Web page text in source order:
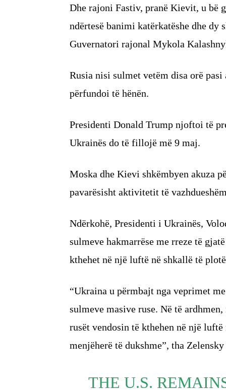
Dhe rajoni Fastiv, pranë Kievit, u bë
ndërtesë banimi katërkatëshe dhe dy
Guvernatori rajonal Mykola
Rusia nisi sulmet vetëm disa orë
përfundoi të hënën.
Presidenti Donald Trump njoftoi të
Ukrainës do të fillojë më 9 maj.
Moska dhe Kievi shkëmbyen akuza
pavarësisht aktivitetit të
Ndërkohë, Presidenti i Ukrainës,
sulmeve hakmarrëse me rreze të
kthehet në një luftë në shkallë të
“Ukraina u përmbajt nga veprimet
sulmeve masive ruse. Në të
rusët vendosin të kthehen në një
menjëherë të dukshme”, tha
THE U.S.